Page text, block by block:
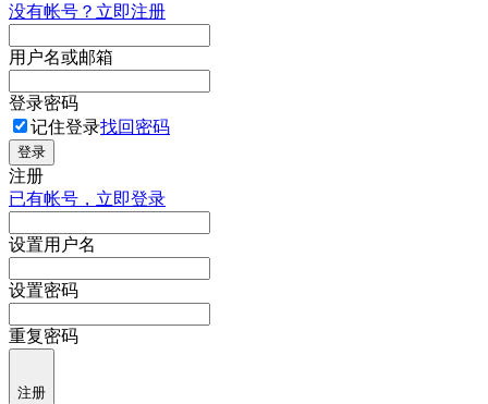
没有帐号？立即注册
用户名或邮箱
登录密码
记住登录找回密码
登录
注册
已有帐号，立即登录
设置用户名
设置密码
重复密码
注册